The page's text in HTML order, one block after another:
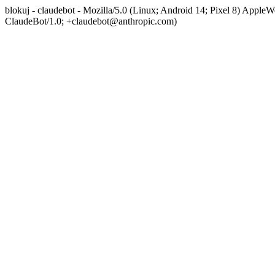
blokuj - claudebot - Mozilla/5.0 (Linux; Android 14; Pixel 8)
ClaudeBot/1.0; +claudebot@anthropic.com)